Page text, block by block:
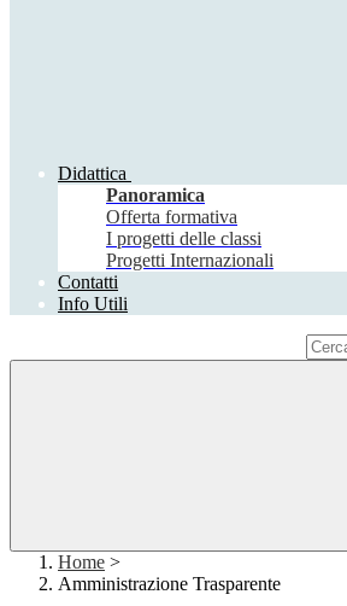
Didattica
Panoramica
Offerta formativa
I progetti delle classi
Progetti Internazionali
Contatti
Info Utili
Home >
Amministrazione Trasparente